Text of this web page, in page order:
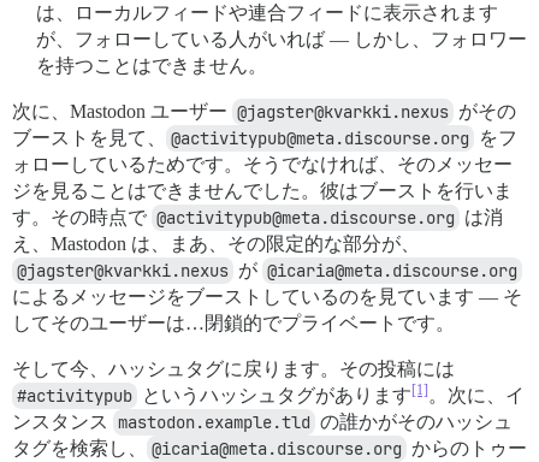
は、ローカルフィードや連合フィードに表示されます
が、フォローしている人がいれば — しかし、フォロワー
を持つことはできません。
次に、Mastodon ユーザー @jagster@kvarkki.nexus がその
ブーストを見て、
@activitypub@meta.discourse.org
をフ
ォローしているためです。そうでなければ、そのメッセー
ジを見ることはできませんでした。彼はブーストを行いま
す。その時点で @activitypub@meta.discourse.org は消
え、Mastodon は、まあ、その限定的な部分が、
@jagster@kvarkki.nexus が @icaria@meta.discourse.org
によるメッセージをブーストしているのを見ています — そ
してそのユーザーは…閉鎖的でプライベートです。
そして今、ハッシュタグに戻ります。その投稿には
#activitypub というハッシュタグがあります [1] 。次に、イ
ンスタンス mastodon.example.tld の誰かがそのハッシュ
タグを検索し、
@icaria@meta.discourse.org からのトゥー